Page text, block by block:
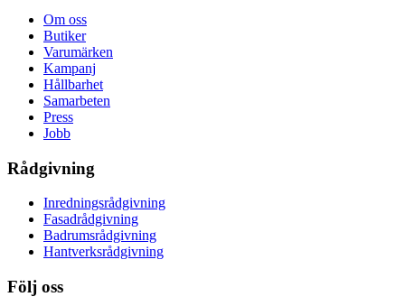
Om oss
Butiker
Varumärken
Kampanj
Hållbarhet
Samarbeten
Press
Jobb
Rådgivning
Inredningsrådgivning
Fasadrådgivning
Badrumsrådgivning
Hantverksrådgivning
Följ oss